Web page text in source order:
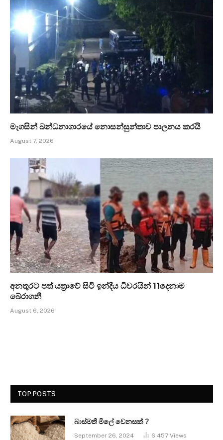
මැගසින් බන්ධනාගාරයේ නොසන්සුන්තාව පාලනය කරයි
August 7, 2026
අනතුරට පත් යත්‍රාවේ සිටි ඉන්දීය ධීවරයින් 11දෙනාම
බේරාගනී
August 6, 2026
TOP POSTS
බාස්මතී මිලේ වෙනසක් ?
September 26, 2024 6,457 Views